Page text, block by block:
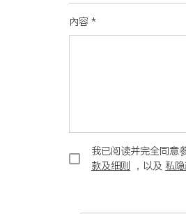
內容 *
我已阅读并完全同意
款及细则
，以及 私